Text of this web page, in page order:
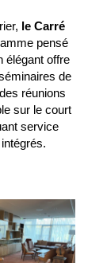
le Carré
pensé
élégant offre
de
réunions
sur le court
service